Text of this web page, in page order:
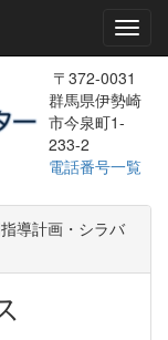
〒372-0031
群馬県伊勢崎
市今泉町1-
233-2
電話番号一覧
導計画・シラバ